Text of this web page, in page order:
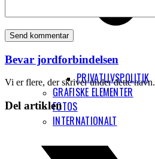
PRIVATLIVSPOLITIK
GRAFISKE ELEMENTER
FOTOS
INTERNATIONALT
Bevar jordforbindelsen
Vi er flere, der skriver under dette navn.
Del artiklen